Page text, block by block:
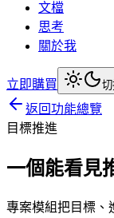
文檔
思考
關於我
立即購買
返回功能總覽
目標推進
一個能看見
專案模組把目標、